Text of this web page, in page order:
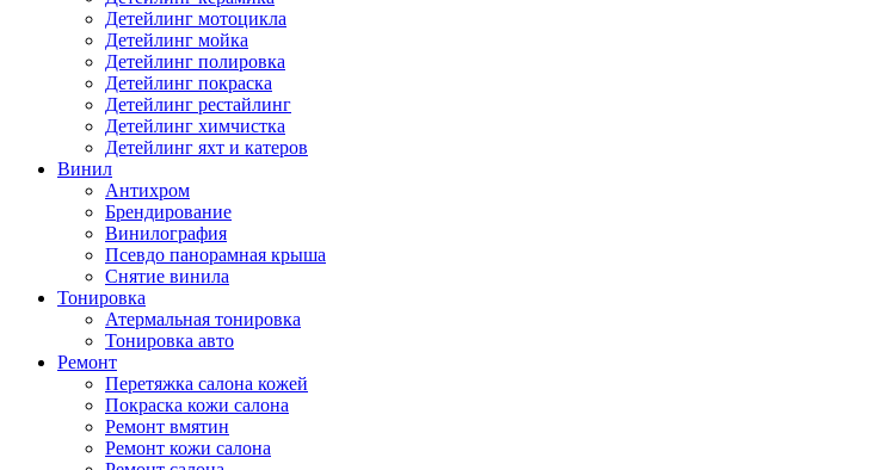
Детейлинг мотоцикла
Детейлинг мойка
Детейлинг полировка
Детейлинг покраска
Детейлинг рестайлинг
Детейлинг химчистка
Детейлинг яхт и катеров
Винил
Антихром
Брендирование
Винилография
Псевдо панорамная крыша
Снятие винила
Тонировка
Атермальная тонировка
Тонировка авто
Ремонт
Перетяжка салона кожей
Покраска кожи салона
Ремонт вмятин
Ремонт кожи салона